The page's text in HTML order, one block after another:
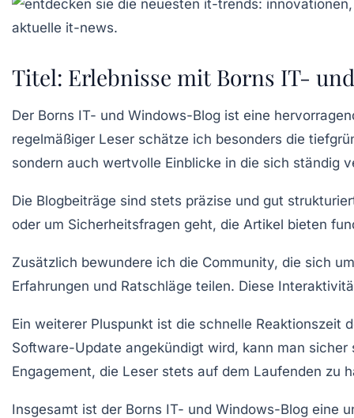
Titel: Erlebnisse mit Borns IT-
Der Borns IT- und Windows-Blog ist eine
regelmäßiger Leser schätze ich besonders die
sondern auch wertvolle Einblicke in die sich ständig
Die Blogbeiträge sind stets präzise und gut
oder um Sicherheitsfragen geht, die Artikel bieten
Zusätzlich bewundere ich die Community, die sich
Erfahrungen und Ratschläge teilen. Diese
Ein weiterer Pluspunkt ist die schnelle Reaktionszeit
Software-Update angekündigt wird, kann man
Engagement, die Leser stets auf dem Laufenden zu
Insgesamt ist der Borns IT- und Windows-Blog eine